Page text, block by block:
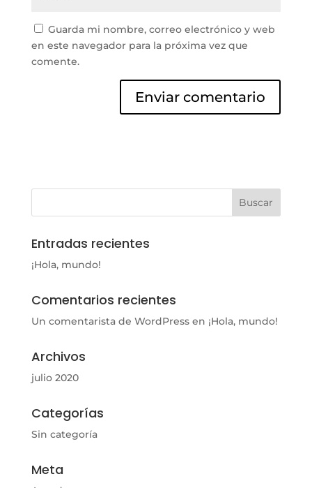
Guarda mi nombre, correo electrónico y web
en este navegador para la próxima vez que
comente.
Entradas recientes
¡Hola, mundo!
Comentarios recientes
Un comentarista de WordPressen ¡Hola, mundo!
Archivos
julio 2020
Categorías
Sin categoría
Meta